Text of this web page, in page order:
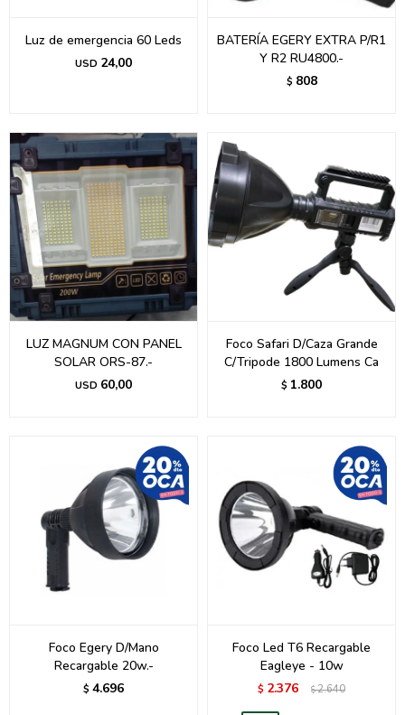
Luz de emergencia 60 Leds
USD 24,00
BATERÍA EGERY EXTRA P/R1
Y R2 RU4800.-
$ 808
LUZ MAGNUM CON PANEL
SOLAR ORS-87.-
USD 60,00
Foco Safari D/Caza Grande
C/Tripode 1800 Lumens Ca
$ 1.800
Foco Egery D/Mano
Recargable 20w.-
$ 4.696
Foco Led T6 Recargable
Eagleye - 10w
$ 2.376 $2.640